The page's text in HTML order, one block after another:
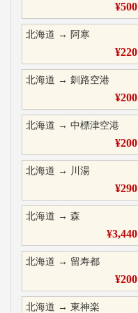
¥500
北海道 → 阿寒
¥220
北海道 → 釧路空港
¥200
北海道 → 中標津空港
¥200
北海道 → 川湯
¥290
北海道 → 森
¥3,440
北海道 → 留寿都
¥200
北海道 → 東神楽